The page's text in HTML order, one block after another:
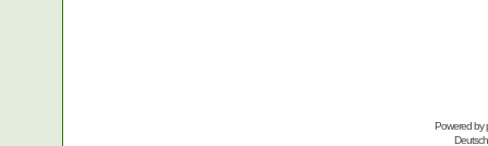
Powered by